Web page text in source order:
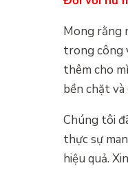
Mong rằng
trong công
thêm cho
bền chặt
Chúng tôi
thực sự
hiệu quả.